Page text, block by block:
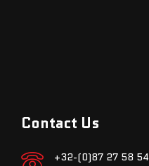
Contact Us
+32-(0)87 27 58 54